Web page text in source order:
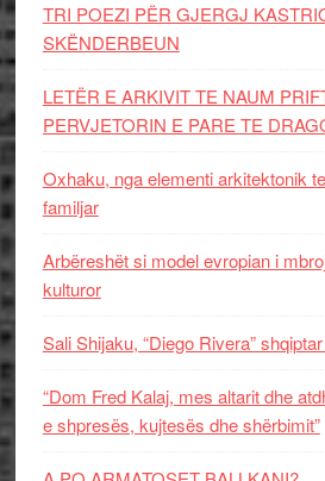
TRI POEZI PËR GJERGJ
SKËNDERBEUN
LETËR E ARKIVIT TE NAUM
PERVJETORIN E PARE TE
Oxhaku, nga elementi arkitektonik
familjar
Arbëreshët si model evropian i
kulturor
Sali Shijaku, “Diego Rivera”
“Dom Fred Kalaj, mes altarit dhe
e shpresës, kujtesës dhe shërbimit”